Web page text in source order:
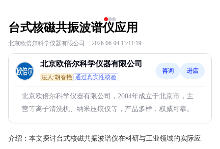
台式核磁共振波谱仪应用
北京欧倍尔科学仪器有限公司 · 2026-06-04 13:11:19
北京欧倍尔科学仪器有限公司
法人:胡春艳 通过真实性核验
咨询 进店
北京欧倍尔科学仪器有限公司，2004年成立于北京市，主
营等离子清洗机、纳米压痕仪等，产品多样，权威可靠。
介绍： 本文探讨台式核磁共振波谱仪在科研与工业领域的实际应